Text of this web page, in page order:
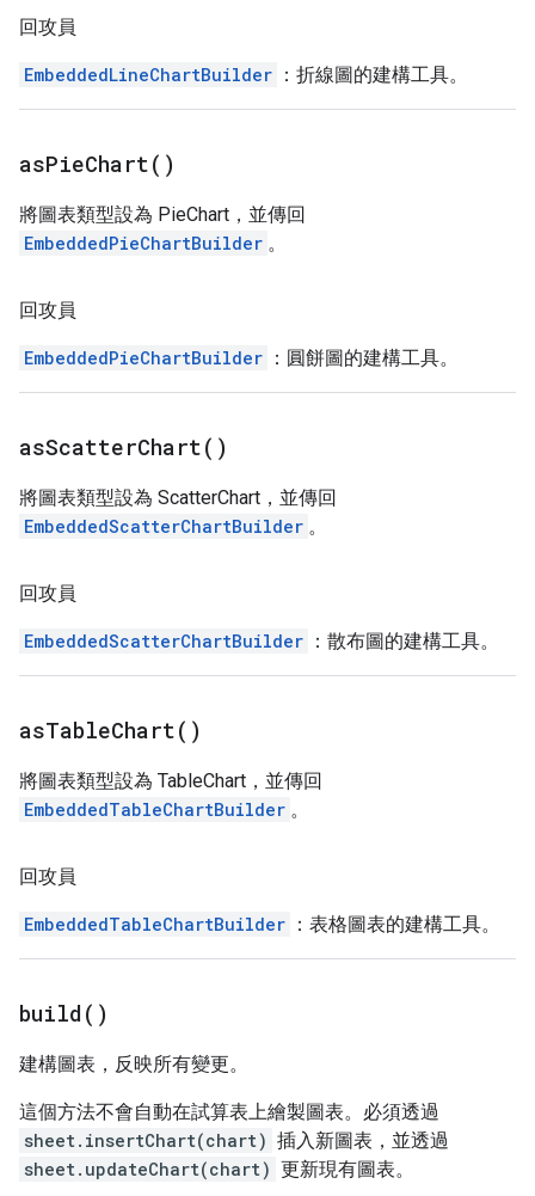
回攻員
EmbeddedLineChartBuilder ：折線圖的建構工具。
asPieChart( )
將圖表類型設為 PieChart，並傳回
EmbeddedPieChartBuilder 。
回攻員
EmbeddedPieChartBuilder ：圓餅圖的建構工具。
asScatterChart( )
將圖表類型設為 ScatterChart，並傳回
EmbeddedScatterChartBuilder 。
回攻員
EmbeddedScatterChartBuilder ：散布圖的建構工具。
asTableChart( )
將圖表類型設為 TableChart，並傳回
EmbeddedTableChartBuilder 。
回攻員
EmbeddedTableChartBuilder ：表格圖表的建構工具。
build( )
建構圖表，反映所有變更。
這個方法不會自動在試算表上繪製圖表。必須透過
sheet.insertChart(chart) 插入新圖表，並透過
sheet.updateChart(chart) 更新現有圖表。